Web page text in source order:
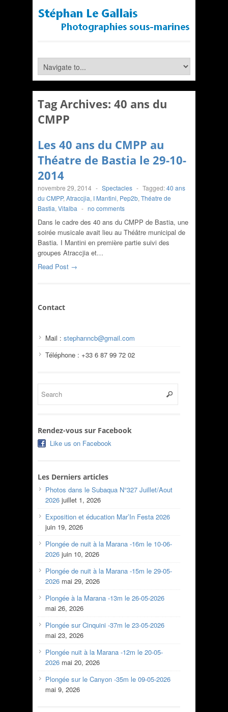
Tag Archives: 40 ans du
CMPP
Les 40 ans du CMPP au
Théatre de Bastia le 29-10-
2014
novembre 29, 2014 - Spectacles - Tagged:40 ans
du CMPP, Atraccjia, I Mantini, Pep2b, Théatre de
Bastia, Vitalba - no comments
Dans le cadre des 40 ans du CMPP de Bastia, une
soirée musicale avait lieu au Théâtre municipal de
Bastia. I Mantini en première partie suivi des
groupes Atraccjia et…
Read Post →
Contact
Mail : stephanncb@gmail.com
Téléphone : +33 6 87 99 72 02
Rendez-vous sur Facebook
Like us on Facebook
Les Derniers articles
Photos dans le Subaqua N°327 Juillet/Aout
2026 juillet 1, 2026
Exposition et éducation Mar’In Festa 2026
juin 19, 2026
Plongée de nuit à la Marana -16m le 10-06-
2026 juin 10, 2026
Plongée de nuit à la Marana -15m le 29-05-
2026 mai 29, 2026
Plongée à la Marana -13m le 26-05-2026
mai 26, 2026
Plongée sur Cinquini -37m le 23-05-2026
mai 23, 2026
Plongée nuit à la Marana -12m le 20-05-
2026 mai 20, 2026
Plongée sur le Canyon -35m le 09-05-2026
mai 9, 2026